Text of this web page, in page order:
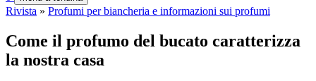
Rivista » Profumi per biancheria e informazioni sui profumi
Come il profumo del bucato caratterizza
la nostra casa